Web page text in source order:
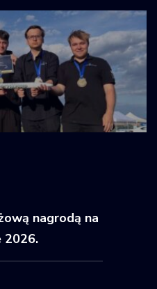
nagrodą na
2026.